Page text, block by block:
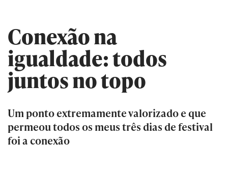
Conexão na
igualdade: todos
juntos no topo
Um ponto extremamente valorizado e que
permeou todos os meus três dias de festival
foi a conexão